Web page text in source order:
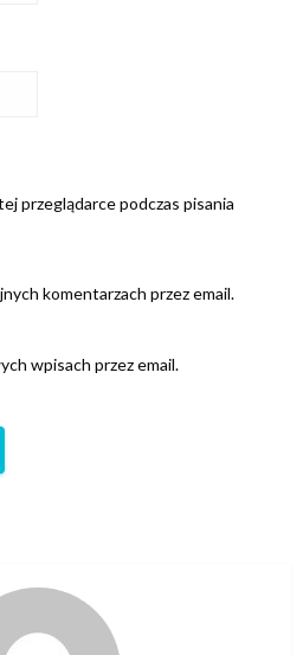
przeglądarce podczas pisania
komentarzach przez email.
wpisach przez email.